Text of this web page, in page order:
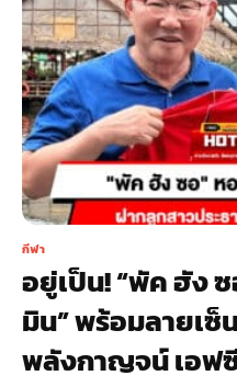
กีฬา
อยู่เป็น! “พัค ฮัง
มิน” พร้อมลายเซ็
พลังกาญจน์ เอฟ